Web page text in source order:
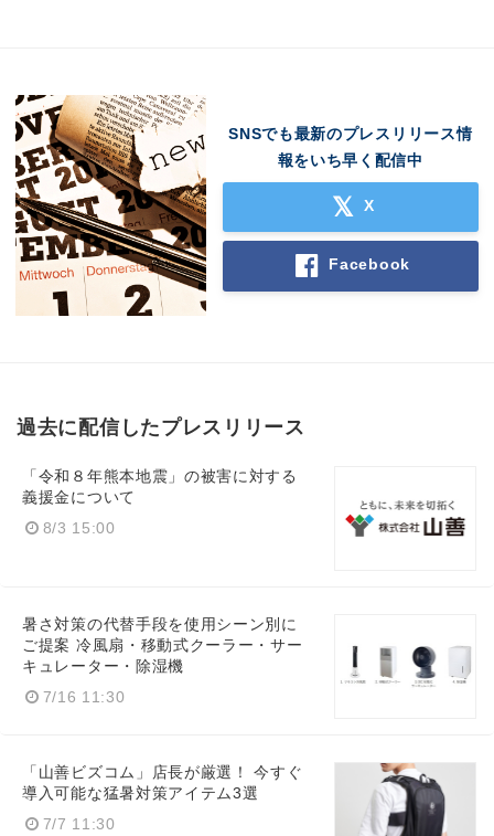
SNSでも最新のプレスリリース情
報をいち早く配信中
X
Facebook
過去に配信したプレスリリース
「令和８年熊本地震」の被害に対する
義援金について
8/3 15:00
暑さ対策の代替手段を使用シーン別に
ご提案 冷風扇・移動式クーラー・サー
キュレーター・除湿機
7/16 11:30
「山善ビズコム」店長が厳選！ 今すぐ
導入可能な猛暑対策アイテム3選
7/7 11:30